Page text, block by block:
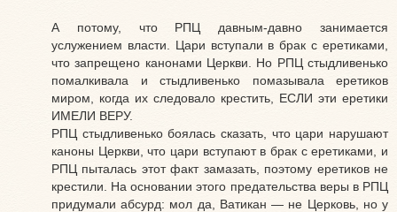
А потому, что РПЦ давным-давно занимается
услужением власти. Цари вступали в брак с еретиками,
что запрещено канонами Церкви. Но РПЦ стыдливенько
помалкивала и стыдливенько помазывала еретиков
миром, когда их следовало крестить, ЕСЛИ эти еретики
ИМЕЛИ ВЕРУ.
РПЦ стыдливенько боялась сказать, что цари нарушают
каноны Церкви, что цари вступают в брак с еретиками, и
РПЦ пыталась этот факт замазать, поэтому еретиков не
крестили. На основании этого предательства веры в РПЦ
придумали абсурд: мол да, Ватикан — не Церковь, но у